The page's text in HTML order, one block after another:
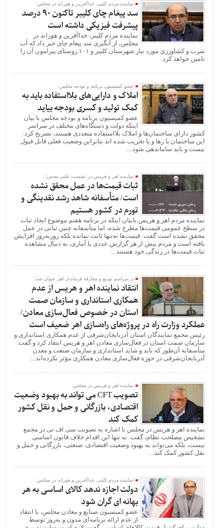
نماینده مردم کلیبر، خداآفرین و هوراند در مجلس:
سد پیغام چای کلیبر تاکنون ۹۰ درصد
پیشرفت فیزیکی داشته است
نماینده مردم کلیبر، خداآفرین و هوراند در
مجلس، از آبگیری سد پیغام چای خبر داد که آب
شرب و کشاورزی مورد نیاز شهرستان کلیبر و ۱۰۱ روستای پیرامون آن را
تامین خواهد کرد.
عضو کمیسیون برنامه و بودجه مجلس:
املاک و دارایی‌های بلااستفاده باید به
کمک تولید و کسری بودجه بیاید
عضو کمیسیون برنامه و بودجه مجلس با بیان
اینکه دولت و دستگاه‌های مختلف در سراسر
کشور دارای ساختمان‌ها و املاک بلااستفاده متعددی هستند، تصریح کرد:
این ساختمان یا رها و یا تخریب شده اند بنابراین وضعیت فعلی قابل قبول
نیست و باید ساماندهی شود....
نماینده اهر و هریس در نشست علنی مجس؛
ثبات قیمت‌ها در عمل محقق نشده
است/ متأسفانه شاهد رشد نقدینگی و
تورم در کشور هستیم
نماینده مردم اهر و هریس بابیان اینکه در برنامه هفتم موضوع ایجاد ثبات
در سطح عمومی قیمت‌ها مطرح شده، اما متأسفانه چنین ثباتی در عمل
محقق نشده است گفت: قیمت‌ها نه‌تنها ثابت نمانده بلکه روزبه‌روز افزایش
یافته است و مردم بیش از هر گزارش عددی یا آماری، به دنبال مشاهده
ثبات قیمت‌ها در زندگی خود هستند....
در مراسم تودیع و معارفه فرماندار اهر عنوان شد؛
انتقاد نماینده اهر و هریس از عدم
همکاری استانداری و سازمان صمت
استان در خصوص فعال‌سازی معادن/
عملکرد وزارت راه در پروژه‌های راه‌سازی اهر ضعیف است
رئیس مجمع نمایندگان استان آذربایجان‌شرقی از عدم همکاری استانداری و
سازمان صمت استان در فعال‌سازی معادن اهر و هریس انتقاد کرد و گفت:
متأسفانه آن‌طور که باید و شاید استانداری و سازمان صنعت و معدن
آذربایجان‌شرقی در حوزه فعال‌سازی معادن همکاری مؤثر نکرده‌اند....
نماینده اهر و هریس در مجلس:
تصویب CFT می تواند به بهبود وضعیت
اقتصادی، بازرگانی و حمل و نقل کشور
کمک کند
نماینده اهر و هریس در مجلس با اشاره به تصویب سی اف تی در مجمع
تشخیص مصلحت نظام، گفت: نه تنها این اقدام خلاف قانون اساسی
نیست، بلکه می‌تواند به بهبود وضعیت اقتصادی، صنعتی، بازرگانی و حمل و
نقل کشور کمک کند....
نماینده مردم کلیبر، خداآفرین و هوراند در مجلس:
دولت اجازه ندهد کالای اساسی به هر
بهانه ای گران شود
عضو کمیسیون صنایع و معادن مجلس، با انتقاد
از عدم ارائه برنامه‌ای مدون و به‌روز توسط